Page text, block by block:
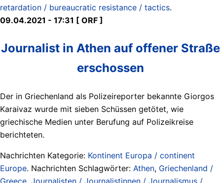
retardation / bureaucratic resistance / tactics.
09.04.2021 - 17:31 [ ORF ]
Journalist in Athen auf offener Straße
erschossen
Der in Griechenland als Polizeireporter bekannte Giorgos
Karaivaz wurde mit sieben Schüssen getötet, wie
griechische Medien unter Berufung auf Polizeikreise
berichteten.
Nachrichten Kategorie: Kontinent Europa / continent
Europe. Nachrichten Schlagwörter: Athen, Griechenland /
Greece Journalisten / Journalistinnen / Journalismus /